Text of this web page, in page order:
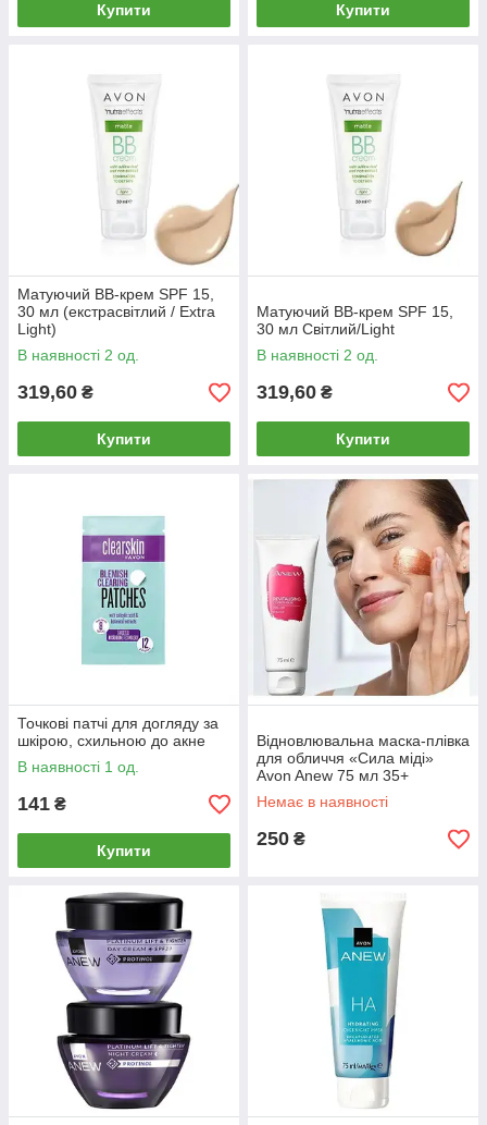
Купити Купити
Матуючий ВВ-крем SPF 15,
30 мл (екстрасвітлий / Extra
Light)
В наявності 2 од.
319,60 ₴
Купити
Матуючий ВВ-крем SPF 15,
30 мл Світлий/Light
В наявності 2 од.
319,60 ₴
Купити
Точкові патчі для догляду за
шкірою, схильною до акне
В наявності 1 од.
141 ₴
Купити
Відновлювальна маска-плівка
для обличчя «Сила міді»
Avon Anew 75 мл 35+
Немає в наявності
250 ₴